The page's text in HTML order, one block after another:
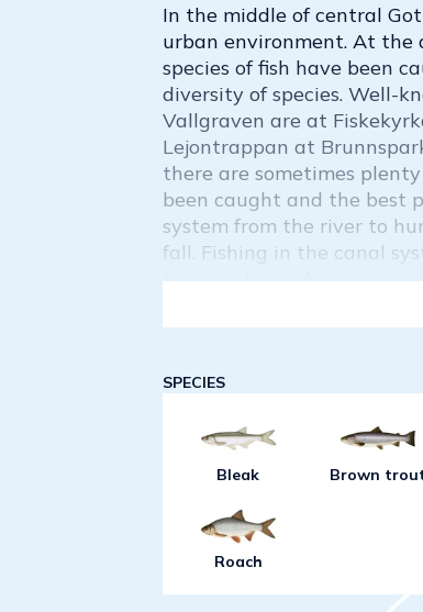
In the middle of central
urban environment. At the
species of fish have been
diversity of species. Well-
Vallgraven are at
Lejontrappan at
there are sometimes
been caught and the best
system from the river to
fall. Fishing in the canal
temperatures. A common
throughout the
butterfly. It is a so-called
SPECIES
Bleak Brown
Roach